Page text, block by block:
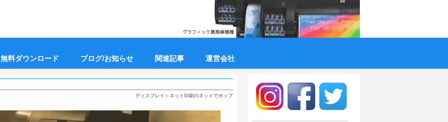
無料ダウンロード ブログ/お知らせ 関連記事 運営会社
ディスプレイ～ネット印刷のネットでポップ